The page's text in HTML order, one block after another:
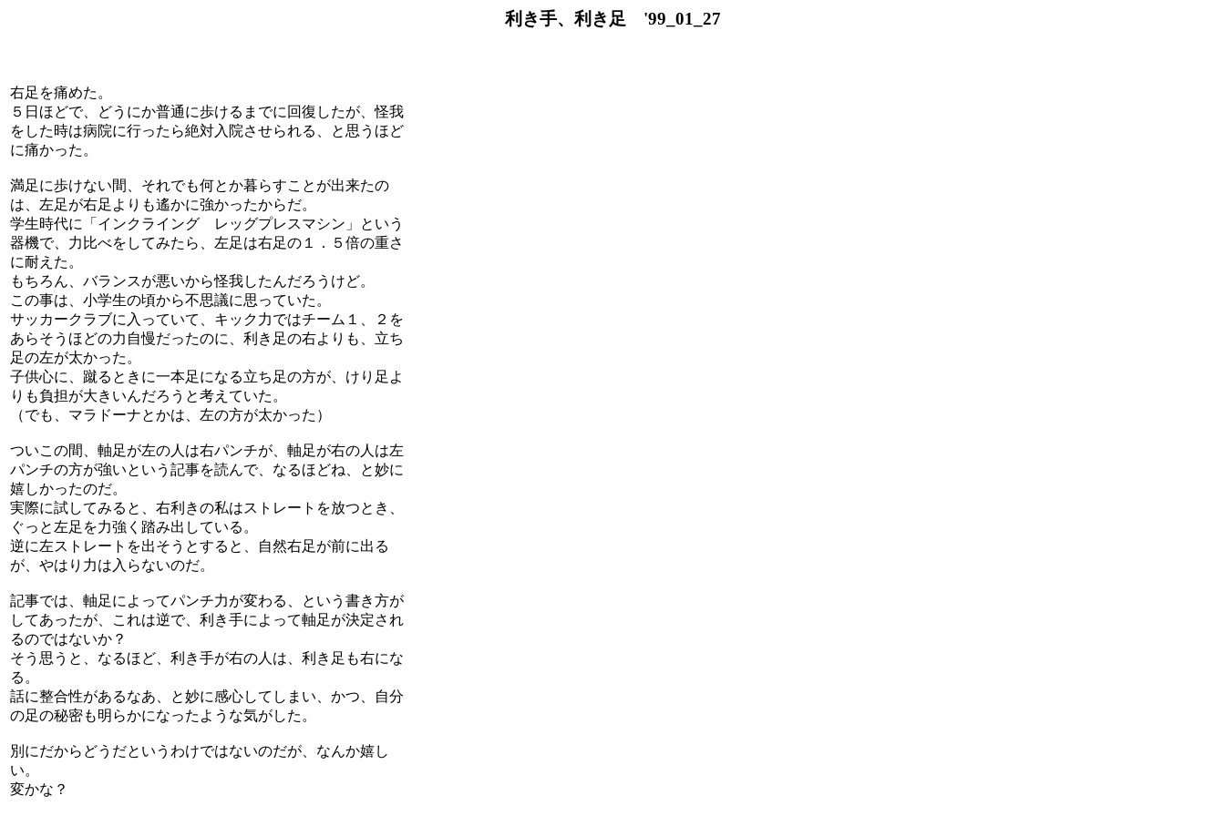
利き手、利き足 '99_01_27
右足を痛めた。
５日ほどで、どうにか普通に歩けるまでに回復したが、怪我
をした時は病院に行ったら絶対入院させられる、と思うほど
に痛かった。
満足に歩けない間、それでも何とか暮らすことが出来たの
は、左足が右足よりも遙かに強かったからだ。
学生時代に「インクライング レッグプレスマシン」という
器機で、力比べをしてみたら、左足は右足の１．５倍の重さ
に耐えた。
もちろん、バランスが悪いから怪我したんだろうけど。
この事は、小学生の頃から不思議に思っていた。
サッカークラブに入っていて、キック力ではチーム１、２を
あらそうほどの力自慢だったのに、利き足の右よりも、立ち
足の左が太かった。
子供心に、蹴るときに一本足になる立ち足の方が、けり足よ
りも負担が大きいんだろうと考えていた。
（でも、マラドーナとかは、左の方が太かった）
ついこの間、軸足が左の人は右パンチが、軸足が右の人は左
パンチの方が強いという記事を読んで、なるほどね、と妙に
嬉しかったのだ。
実際に試してみると、右利きの私はストレートを放つとき、
ぐっと左足を力強く踏み出している。
逆に左ストレートを出そうとすると、自然右足が前に出る
が、やはり力は入らないのだ。
記事では、軸足によってパンチ力が変わる、という書き方が
してあったが、これは逆で、利き手によって軸足が決定され
るのではないか？
そう思うと、なるほど、利き手が右の人は、利き足も右にな
る。
話に整合性があるなあ、と妙に感心してしまい、かつ、自分
の足の秘密も明らかになったような気がした。
別にだからどうだというわけではないのだが、なんか嬉し
い。
変かな？